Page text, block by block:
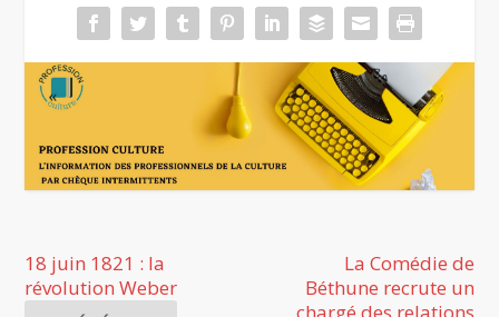
18 juin 1821 : la
révolution Weber
La Comédie de
Béthune recrute un